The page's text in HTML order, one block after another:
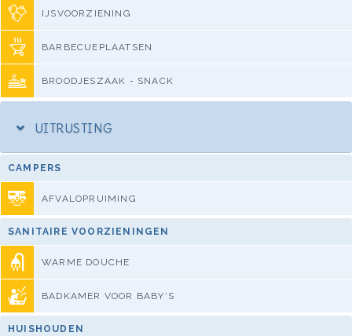
IJSVOORZIENING
BARBECUEPLAATSEN
BROODJESZAAK - SNACK
UITRUSTING
CAMPERS
AFVALOPRUIMING
SANITAIRE VOORZIENINGEN
WARME DOUCHE
BADKAMER VOOR BABY'S
HUISHOUDEN